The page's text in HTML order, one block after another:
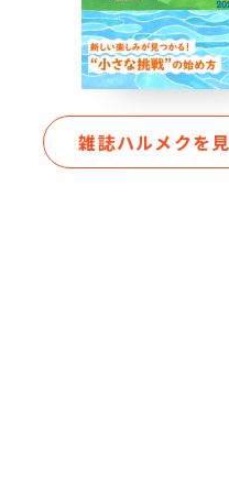
雑誌ハルメクを